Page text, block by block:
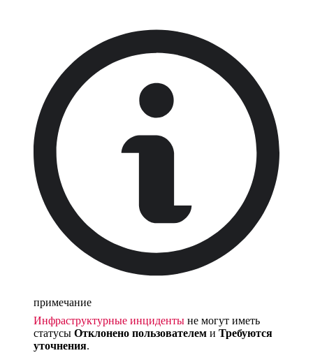
примечание
Инфраструктурные инциденты не могут иметь
статусы Отклонено пользователем и Требуются
уточнения.